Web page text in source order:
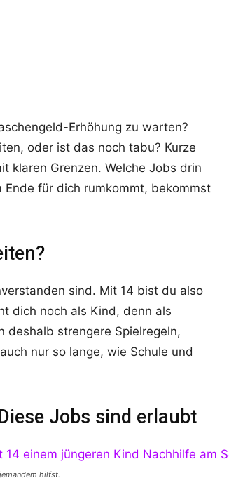
Erhöhung zu warten?
oder ist das noch tabu? Kurze
klaren Grenzen. Welche Jobs drin
für dich rumkommt, bekommst
sind. Mit 14 bist du also
dich noch als Kind, denn als
deshalb strengere Spielregeln,
nur so lange, wie Schule und
Jobs sind erlaubt
hilfst.